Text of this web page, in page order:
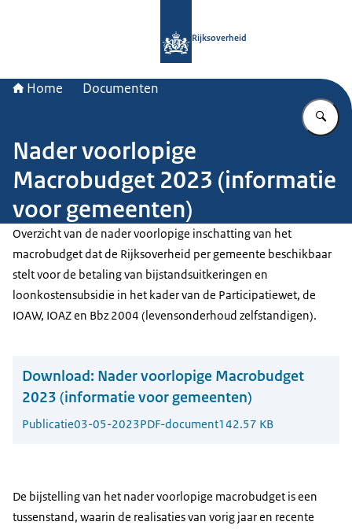
Rijksoverheid
Home Documenten
Nader voorlopige
Macrobudget 2023 (informatie
voor gemeenten)
Overzicht van de nader voorlopige inschatting van het
macrobudget dat de Rijksoverheid per gemeente beschikbaar
stelt voor de betaling van bijstandsuitkeringen en
loonkostensubsidie in het kader van de Participatiewet, de
IOAW, IOAZ en Bbz 2004 (levensonderhoud zelfstandigen).
Download: Nader voorlopige Macrobudget
2023 (informatie voor gemeenten)
Publicatie03-05-2023PDF-document142.57 KB
De bijstelling van het nader voorlopige macrobudget is een
tussenstand, waarin de realisaties van vorig jaar en recente